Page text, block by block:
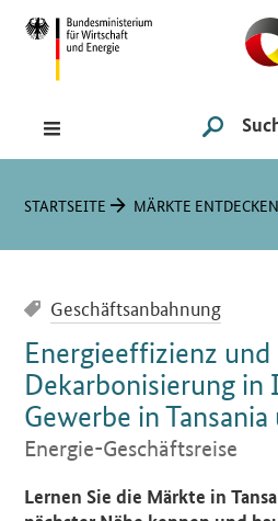
Suche
Sie sind hier:
STARTSEITE MÄRKTE ENTDECKEN
Geschäftsanbahnung
Energieeffizienz und
Dekarbonisierung in
Gewerbe in
Energie-Geschäftsreise
Lernen Sie die Märkte in